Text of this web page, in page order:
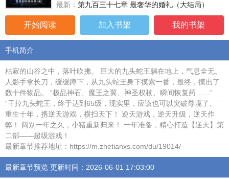
最新： 第九百三十七章 最奢华的婚礼（大结局）
开始阅读 加入书架 我的书架
手机简介
枯寂的山谷之中，落叶吹拂。 巨大的九头蛇王躺在地上，气息全无。
人影手拿长刀，缓缓蹲下，从九头蛇王身下摸索一番，最终，摸出了
数十件物品。 “极品神石、魔王之翼、神圣权杖、瞬间恢复药……”
“干掉九头蛇王，终于达到65级，现实里，应该也可以突破尊境了。”
重生十年，携逆天游戏，横扫天下！ 逆天游戏，逆天升级，逆天作
弊！ 阔别一年之久，小猪重新归来！ 一年准备，精心打造【逆天】第
二部——超级游戏！
最新章节推荐地址：https://m.zhetianxs.com/du/19014/
最新章节预览 更新时间：2026-06-01 17:03:00